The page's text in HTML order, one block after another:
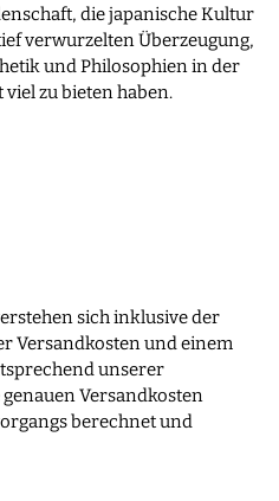
die japanische Kultur
verwurzelten Überzeugung,
und Philosophien in der
zu bieten haben.
sich inklusive der
Versandkosten und einem
unserer
Versandkosten
berechnet und